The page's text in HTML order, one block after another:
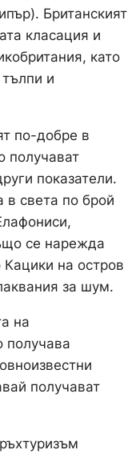
Британският
класация и
като
и
по-добре в
получават
показатели.
в света по брой
се нарежда
на остров
за шум.
на
получава
получават